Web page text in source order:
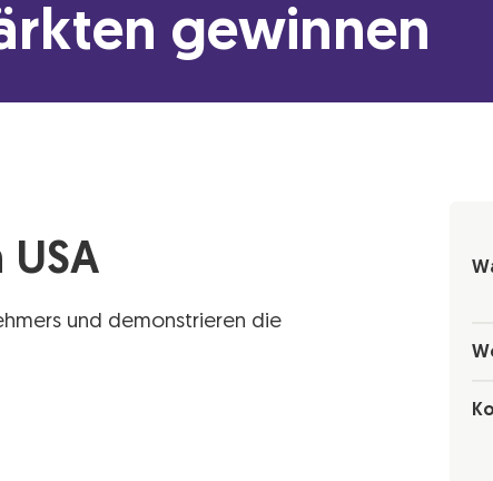
gewinnen
und demonstrieren die